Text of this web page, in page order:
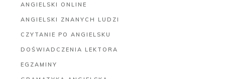
ANGIELSKI ONLINE
ANGIELSKI ZNANYCH LUDZI
CZYTANIE PO ANGIELSKU
DOŚWIADCZENIA LEKTORA
EGZAMINY